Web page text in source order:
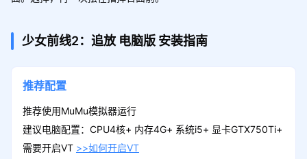
少女前线2：追放 电脑版 安装指南
推荐配置
推荐使用MuMu模拟器运行
建议电脑配置：CPU4核+ 内存4G+ 系统i5+ 显卡GTX750Ti+
需要开启VT >>如何开启VT